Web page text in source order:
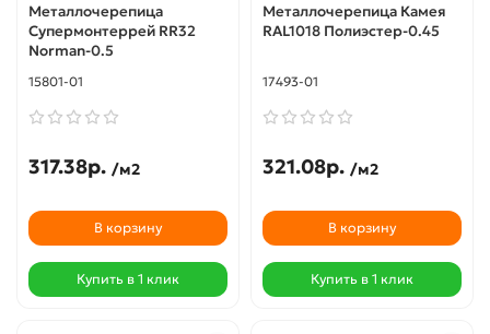
Металлочерепица
Супермонтеррей RR32
Norman-0.5
15801-01
317.38р. /м2
В корзину
Купить в 1 клик
Металлочерепица Камея
RAL1018 Полиэстер-0.45
17493-01
321.08р. /м2
В корзину
Купить в 1 клик